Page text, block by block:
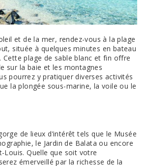
et de la mer, rendez-vous à la plage
située à quelques minutes en bateau
Cette plage de sable blanc et fin offre
sur la baie et les montagnes
pourrez y pratiquer diverses activités
la plongée sous-marine, la voile ou le
de lieux d’intérêt tels que le Musée
le Jardin de Balata ou encore
Louis. Quelle que soit votre
émerveillé par la richesse de la